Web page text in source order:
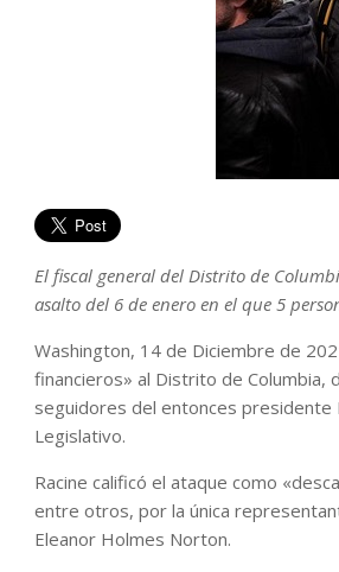
El fiscal general del Distrito de
asalto del 6 de enero en el que 5
Washington, 14 de Diciembre de
financieros» al Distrito de Columbia,
seguidores del entonces presidente
Legislativo.
Racine calificó el ataque como
entre otros, por la única
Eleanor Holmes Norton.